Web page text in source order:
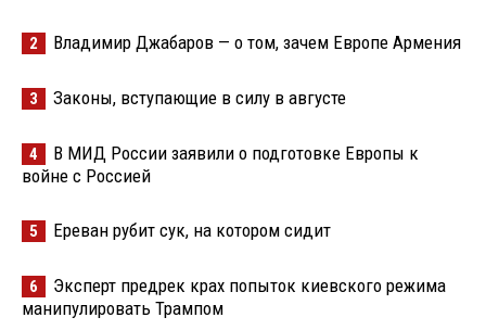
2 Владимир Джабаров — о том, зачем Европе Армения
3 Законы, вступающие в силу в августе
4
В МИД России заявили о подготовке Европы к
войне с Россией
5 Ереван рубит сук, на котором сидит
6
Эксперт предрек крах попыток киевского режима
манипулировать Трампом